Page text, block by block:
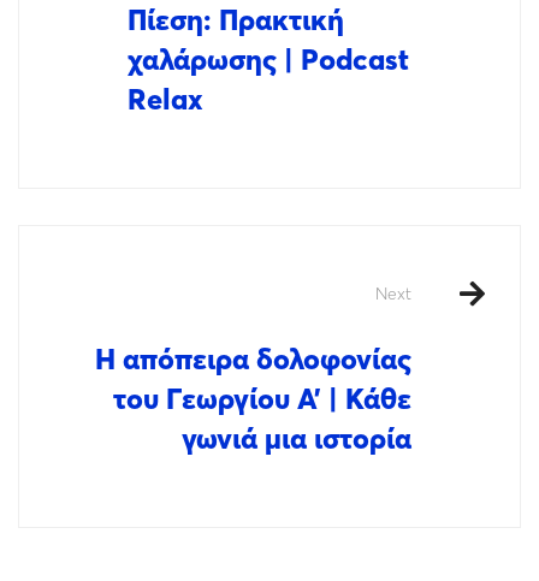
Πίεση: Πρακτική
χαλάρωσης | Podcast
Relax
Next
Η απόπειρα δολοφονίας
του Γεωργίου Α’ | Κάθε
γωνιά μια ιστορία